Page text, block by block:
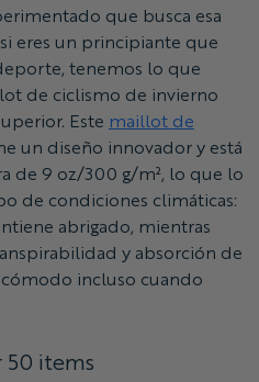
que busca esa
eres un principiante que
tenemos lo que
de ciclismo de invierno
Este maillot de
un diseño innovador y está
de 9 oz/300 g/m², lo que lo
de condiciones climáticas:
abrigado, mientras
y absorción de
incluso cuando
50 items